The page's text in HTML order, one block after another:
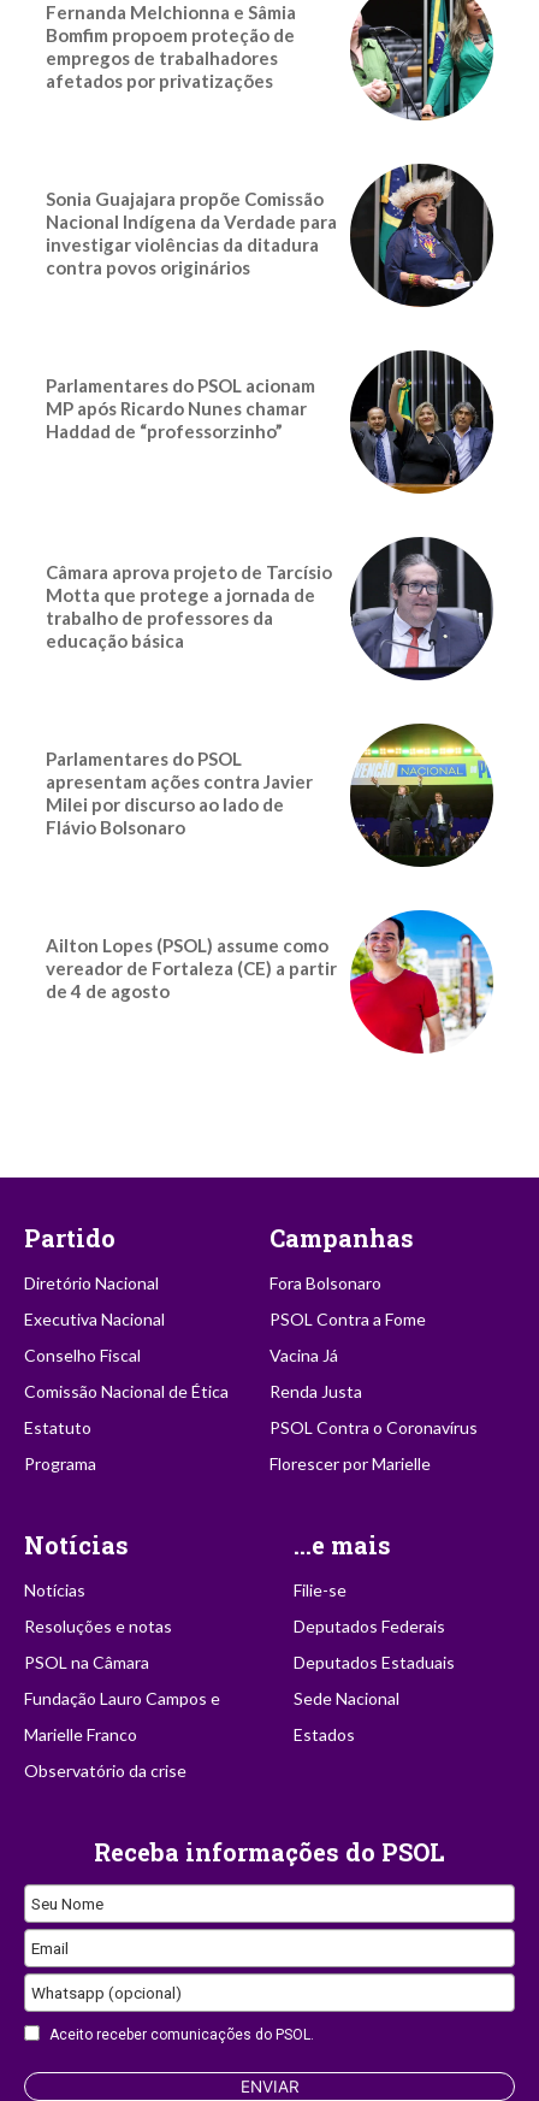
Fernanda Melchionna e Sâmia
Bomfim propoem proteção de
empregos de trabalhadores
afetados por privatizações
Sonia Guajajara propõe Comissão
Nacional Indígena da Verdade para
investigar violências da ditadura
contra povos originários
Parlamentares do PSOL acionam
MP após Ricardo Nunes chamar
Haddad de “professorzinho”
Câmara aprova projeto de Tarcísio
Motta que protege a jornada de
trabalho de professores da
educação básica
Parlamentares do PSOL
apresentam ações contra Javier
Milei por discurso ao lado de
Flávio Bolsonaro
Ailton Lopes (PSOL) assume como
vereador de Fortaleza (CE) a partir
de 4 de agosto
Partido
Diretório Nacional
Executiva Nacional
Conselho Fiscal
Comissão Nacional de Ética
Estatuto
Programa
Campanhas
Fora Bolsonaro
PSOL Contra a Fome
Vacina Já
Renda Justa
PSOL Contra o Coronavírus
Florescer por Marielle
Notícias
Notícias
Resoluções e notas
PSOL na Câmara
Fundação Lauro Campos e
Marielle Franco
Observatório da crise
...e mais
Filie-se
Deputados Federais
Deputados Estaduais
Sede Nacional
Estados
Receba informações do PSOL
Contact
Email
Seu Nome
Email
Whatsapp (opcional)
Aceito receber comunicações do PSOL.
ENVIAR